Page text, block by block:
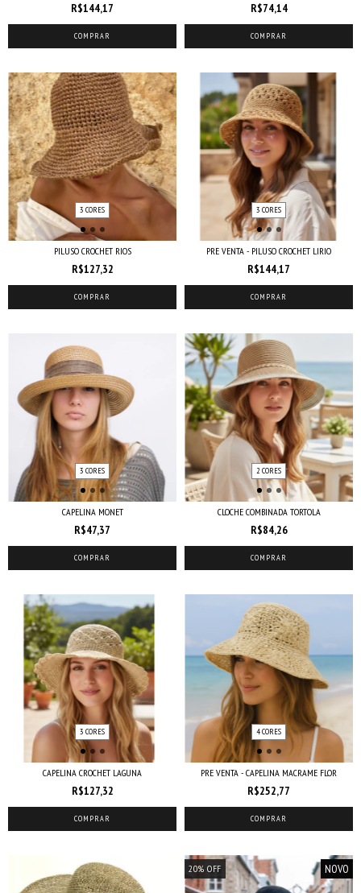
R$144,17
COMPRAR
R$74,14
COMPRAR
3 CORES
PILUSO CROCHET RIOS
R$127,32
COMPRAR
3 CORES
PRE VENTA - PILUSO CROCHET LIRIO
R$144,17
COMPRAR
3 CORES
CAPELINA MONET
R$47,37
COMPRAR
2 CORES
CLOCHE COMBINADA TORTOLA
R$84,26
COMPRAR
3 CORES
CAPELINA CROCHET LAGUNA
R$127,32
COMPRAR
4 CORES
PRE VENTA - CAPELINA MACRAME FLOR
R$252,77
COMPRAR
20% OFF NOVO